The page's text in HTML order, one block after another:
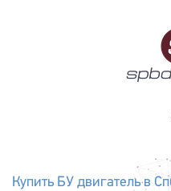
Купить БУ двигатель в